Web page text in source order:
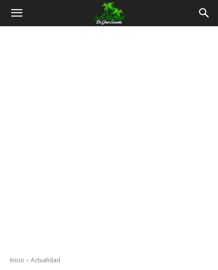
Inicio Actualidad